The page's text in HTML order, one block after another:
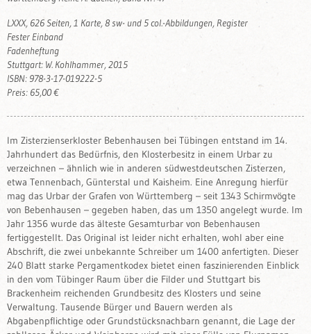
LXXX, 626 Seiten, 1 Karte, 8 sw- und 5 col.-Abbildungen, Register
Fester Einband
Fadenheftung
Stuttgart: W. Kohlhammer, 2015
ISBN: 978-3-17-019222-5
Preis: 65,00 €
Im Zisterzienserkloster Bebenhausen bei Tübingen entstand im 14.
Jahrhundert das Bedürfnis, den Klosterbesitz in einem Urbar zu
verzeichnen – ähnlich wie in anderen südwestdeutschen Zisterzen,
etwa Tennenbach, Günterstal und Kaisheim. Eine Anregung hierfür
mag das Urbar der Grafen von Württemberg – seit 1343 Schirmvögte
von Bebenhausen – gegeben haben, das um 1350 angelegt wurde. Im
Jahr 1356 wurde das älteste Gesamturbar von Bebenhausen
fertiggestellt. Das Original ist leider nicht erhalten, wohl aber eine
Abschrift, die zwei unbekannte Schreiber um 1400 anfertigten. Dieser
240 Blatt starke Pergamentkodex bietet einen faszinierenden Einblick
in den vom Tübinger Raum über die Filder und Stuttgart bis
Brackenheim reichenden Grundbesitz des Klosters und seine
Verwaltung. Tausende Bürger und Bauern werden als
Abgabenpflichtige oder Grundstücksnachbarn genannt, die Lage der